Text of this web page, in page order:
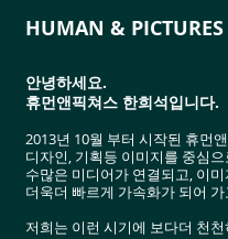
HUMAN & PICTURES
안녕하세요.
휴먼앤픽쳐스 한희석입니다.
2013년 10월 부터 시작된 휴먼
디자인, 기획등 이미지를 중심
수많은 미디어가 연결되고, 이
더욱더 빠르게 가속화가 되어
저희는 이런 시기에 보다더 천천